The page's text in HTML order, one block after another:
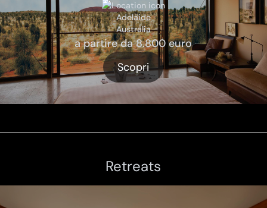
Adelaide
Australia
a partire da 8.800 euro
Scopri
Retreats